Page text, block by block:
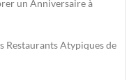
un Anniversaire à
Restaurants Atypiques de